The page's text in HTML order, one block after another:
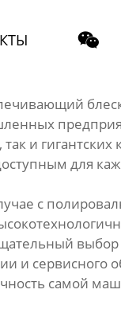

и гигантских
для
с
и сервисного
самой